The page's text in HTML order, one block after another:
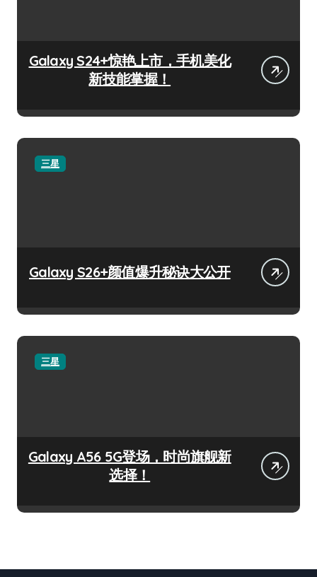
Galaxy S24+惊艳上市，手机美化
新技能掌握！
三星
Galaxy S26+颜值爆升秘诀大公开
三星
Galaxy A56 5G登场，时尚旗舰新
选择！